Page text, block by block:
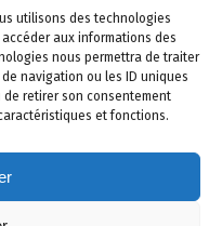
utilisons des technologies
aux informations des
nous permettra de traiter
navigation ou les ID uniques
retirer son consentement
et fonctions.